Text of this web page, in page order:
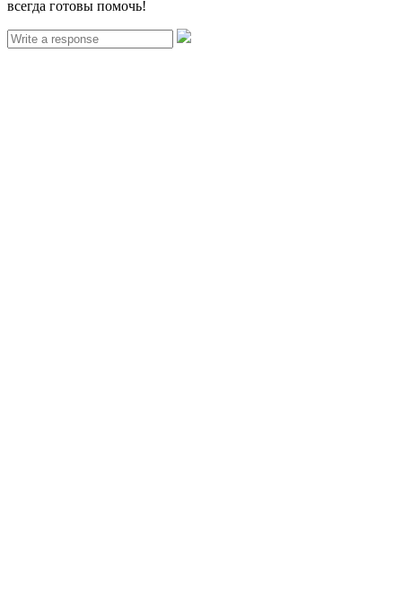
всегда готовы помочь!